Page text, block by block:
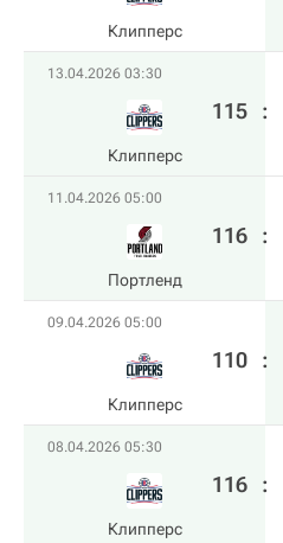
Клипперс
13.04.2026 03:30
Клипперс
115 :
11.04.2026 05:00
Портленд
116 :
09.04.2026 05:00
Клипперс
110 :
08.04.2026 05:30
Клипперс
116 :